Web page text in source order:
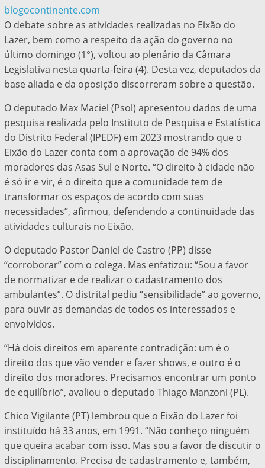
blogocontinente.com
O debate sobre as atividades realizadas no Eixão do
Lazer, bem como a respeito da ação do governo no
último domingo (1°), voltou ao plenário da Câmara
Legislativa nesta quarta-feira (4). Desta vez, deputados da
base aliada e da oposição discorreram sobre a questão.
O deputado Max Maciel (Psol) apresentou dados de uma
pesquisa realizada pelo Instituto de Pesquisa e Estatística
do Distrito Federal (IPEDF) em 2023 mostrando que o
Eixão do Lazer conta com a aprovação de 94% dos
moradores das Asas Sul e Norte. “O direito à cidade não
é só ir e vir, é o direito que a comunidade tem de
transformar os espaços de acordo com suas
necessidades”, afirmou, defendendo a continuidade das
atividades culturais no Eixão.
O deputado Pastor Daniel de Castro (PP) disse
“corroborar” com o colega. Mas enfatizou: “Sou a favor
de normatizar e de realizar o cadastramento dos
ambulantes”. O distrital pediu “sensibilidade” ao governo,
para ouvir as demandas de todos os interessados e
envolvidos.
“Há dois direitos em aparente contradição: um é o
direito dos que vão vender e fazer shows, e outro é o
direito dos moradores. Precisamos encontrar um ponto
de equilíbrio”, avaliou o deputado Thiago Manzoni (PL).
Chico Vigilante (PT) lembrou que o Eixão do Lazer foi
instituído há 33 anos, em 1991. “Não conheço ninguém
que queira acabar com isso. Mas sou a favor de discutir o
disciplinamento. Precisa de cadastramento e, também,